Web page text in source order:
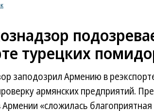
турецких
заподозрил Армению в
армянских предприятий.
Армении «сложилась